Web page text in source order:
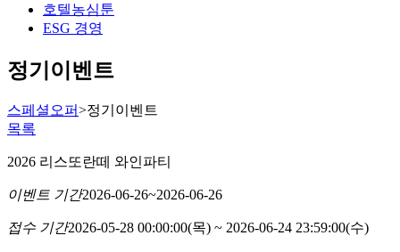
호텔농심툰
ESG 경영
정기이벤트
스페셜오퍼>정기이벤트
목록
2026 리스또란떼 와인파티
이벤트 기간2026-06-26~2026-06-26
접수 기간2026-05-28 00:00:00(목) ~ 2026-06-24 23:59:00(수)